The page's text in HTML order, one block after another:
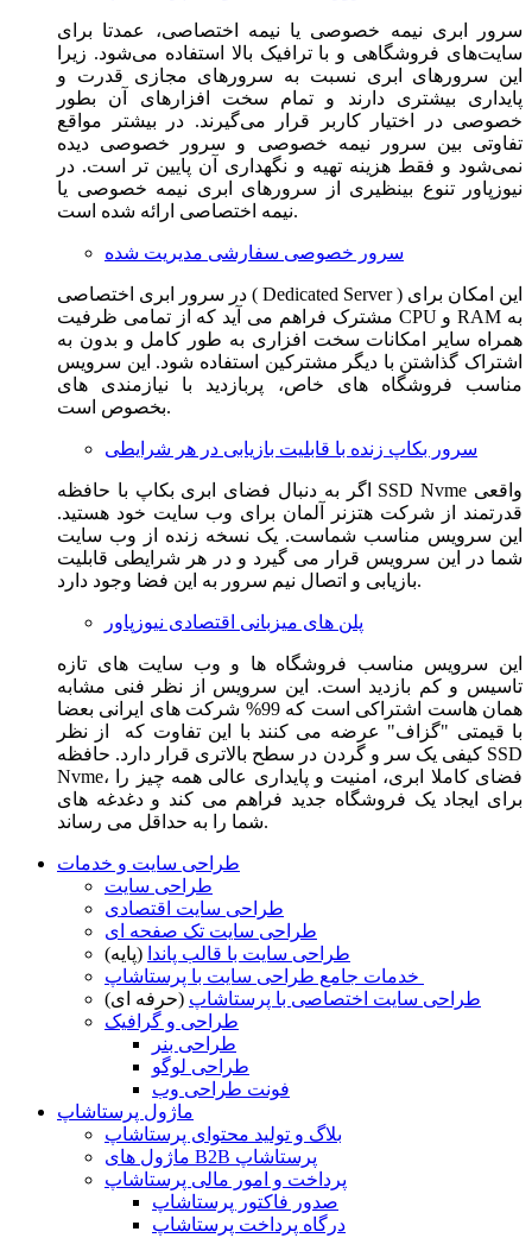
سرور ابری نیمه خصوصی یا نیمه اختصاصی، عمدتا برای
سایت‌های فروشگاهی و با ترافیک بالا استفاده می‌شود. زیرا
این سرورهای ابری نسبت به سرورهای مجازی قدرت و
پایداری بیشتری دارند و تمام سخت افزارهای آن بطور
خصوصی در اختیار کاربر قرار می‌گیرند. در بیشتر مواقع
تفاوتی بین سرور نیمه خصوصی و سرور خصوصی دیده
نمی‌شود و فقط هزینه تهیه و نگهداری آن پایین تر است. در
نیوزپاور تنوع بینظیری از سرورهای ابری نیمه خصوصی یا
نیمه اختصاصی ارائه شده است.
سرور خصوصی سفارشی مدیریت شده
در سرور ابری اختصاصی ( Dedicated Server ) این امکان برای
مشترک فراهم می آید که از تمامی ظرفیت CPU و RAM به
همراه سایر امکانات سخت افزاری به طور کامل و بدون به
اشتراک گذاشتن با دیگر مشترکین استفاده شود. این سرویس
مناسب فروشگاه های خاص، پربازدید با نیازمندی های
بخصوص است.
سرور بکاپ زنده با قابلیت بازیابی در هر شرایطی
اگر به دنبال فضای ابری بکاپ با حافظه SSD Nvme واقعی
قدرتمند از شرکت هتزنر آلمان برای وب سایت خود هستید.
این سرویس مناسب شماست. یک نسخه زنده از وب سایت
شما در این سرویس قرار می گیرد و در هر شرایطی قابلیت
بازیابی و اتصال نیم سرور به این فضا وجود دارد.
پلن های میزبانی اقتصادی نیوزپاور
این سرویس مناسب فروشگاه ها و وب سایت های تازه
تاسیس و کم بازدید است. این سرویس از نظر فنی مشابه
همان هاست اشتراکی است که 99% شرکت های ایرانی بعضا
با قیمتی "گزاف" عرضه می کنند با این تفاوت که از نظر
کیفی یک سر و گردن در سطح بالاتری قرار دارد. حافظه SSD
Nvme، فضای کاملا ابری، امنیت و پایداری عالی همه چیز را
برای ایجاد یک فروشگاه جدید فراهم می کند و دغدغه های
شما را به حداقل می رساند.
طراحی سایت و خدمات
طراحی سایت
طراحی سایت اقتصادی
طراحی سایت تک صفحه ای
طراحی سایت با قالب پاندا (پایه)
طراحی سایت اختصاصی با پرستاشاپ (حرفه ای)
طراحی و گرافیک
طراحی بنر
طراحی لوگو
فونت طراحی وب
ماژول پرستاشاپ
بلاگ و تولید محتوای پرستاشاپ
ماژول های B2B پرستاشاپ
پرداخت و امور مالی پرستاشاپ
صدور فاکتور پرستاشاپ
درگاه پرداخت پرستاشاپ